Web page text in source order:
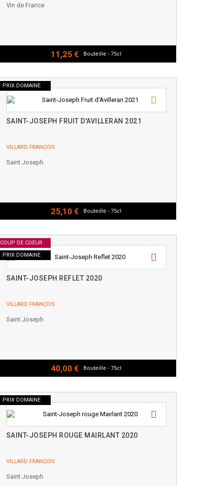
Vin de France
11,25 € Bouteille - 75cl
PRIX DOMAINE
SAINT-JOSEPH FRUIT D'AVILLERAN 2021
VILLARD FRANÇOIS
Saint Joseph
25,10 € Bouteille - 75cl
COUP DE COEUR
PRIX DOMAINE
SAINT-JOSEPH REFLET 2020
VILLARD FRANÇOIS
Saint Joseph
40,00 € Bouteille - 75cl
PRIX DOMAINE
SAINT-JOSEPH ROUGE MAIRLANT 2020
VILLARD FRANÇOIS
Saint Joseph